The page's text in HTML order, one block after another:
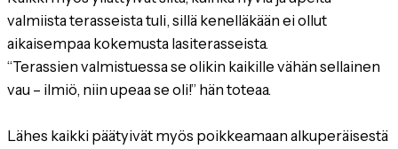
valmiista terasseista tuli, sillä kenelläkään ei ollut
aikaisempaa kokemusta lasiterasseista.
“Terassien valmistuessa se olikin kaikille vähän sellainen
vau – ilmiö, niin upeaa se oli!” hän toteaa.
Lähes kaikki päätyivät myös poikkeamaan alkuperäisestä